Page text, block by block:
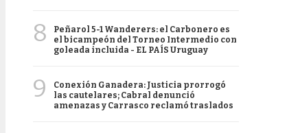
8
Peñarol 5-1 Wanderers: el Carbonero es
el bicampeón del Torneo Intermedio con
goleada incluida - EL PAÍS Uruguay
9
Conexión Ganadera: Justicia prorrogó
las cautelares; Cabral denunció
amenazas y Carrasco reclamó traslados